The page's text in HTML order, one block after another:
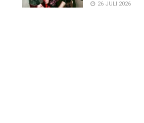
26 JULI 2026